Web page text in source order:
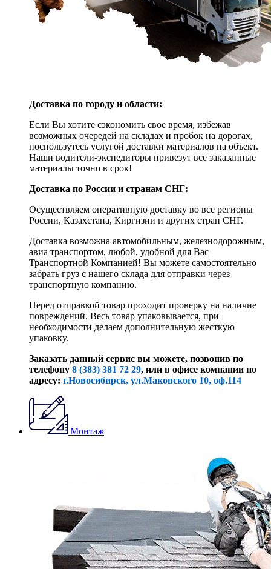
Доставка по городу и области:
Если Вы хотите сэкономить свое время, избежав
возможных очередей на складах и пробок на дорогах,
поспользутесь услугой доставки материалов на объект.
Наши водители-экспедиторы привезут все заказанные
материалы точно в срок!
Доставка по России и странам СНГ:
Осуществляем оперативную доставку во все регионы
России, Казахстана, Киргизии и других стран СНГ.
Доставка возможна автомобильным, железнодорожным,
авиа транспортом, любой, удобной для Вас
Транспортной Компанией! Вы можете самостоятельно
забрать груз с нашего склада для отправки через
транспортную компанию.
Перед отправкой товар проходит проверку на наличие
повреждений. Весь товар упаковывается, при
необходимости делаем дополнительную жесткую
упаковку.
Заказать данный сервис вы можете, позвонив по
телефону 8 (383) 381 72 29, или в офисе компании по
адресу: г.Новосибирск, ул.Маковского 10, оф.114
Монтаж